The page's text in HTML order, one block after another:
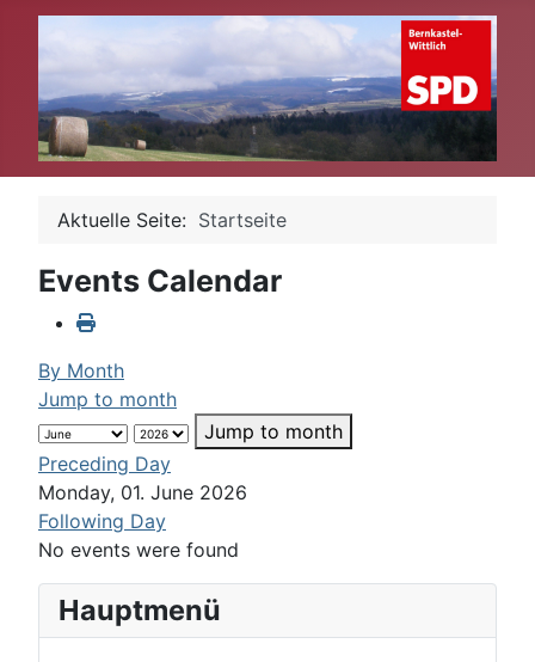
Aktuelle Seite: Startseite
Events Calendar
By Month
Jump to month
Jump to month
Preceding Day
Monday, 01. June 2026
Following Day
No events were found
Hauptmenü